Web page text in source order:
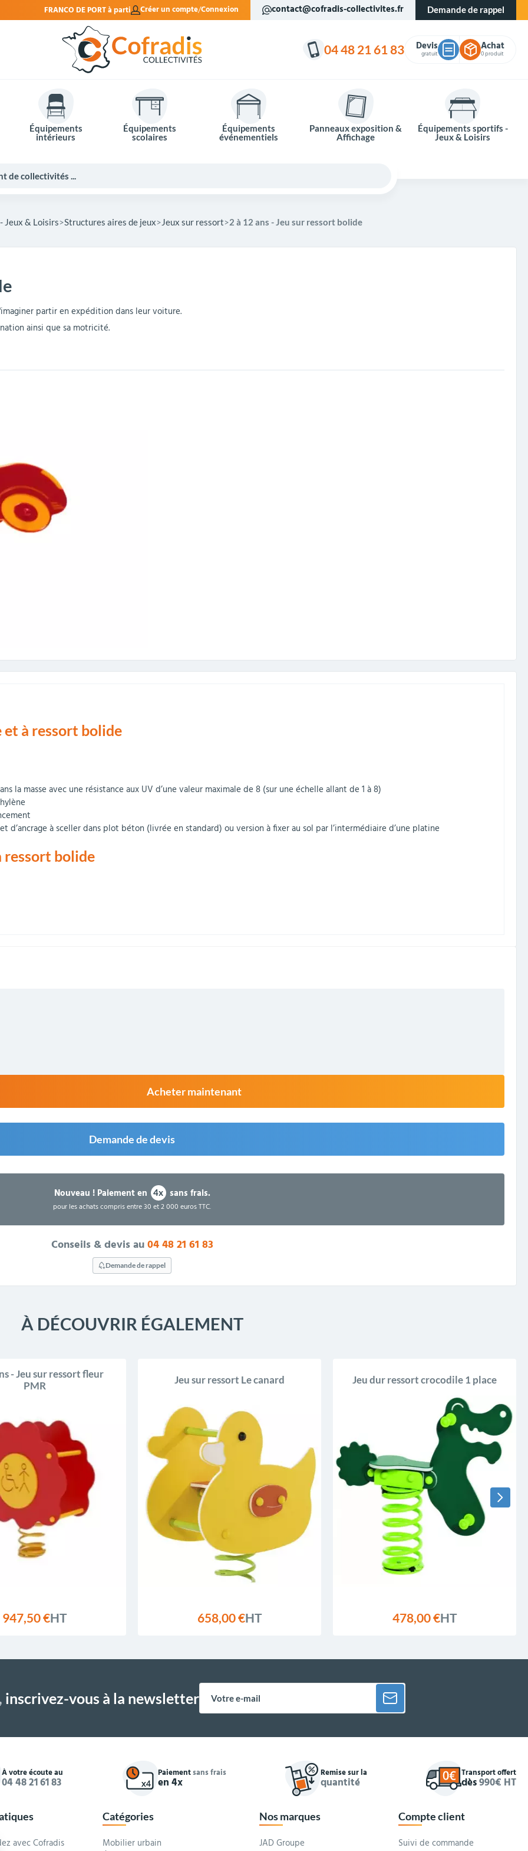
DE PORT à partir de 990€ HT Nouveau ! Paiement en 4x sans frais.
Créer un compte Connexion contact@cofradis-collectivites.fr Demande de rappel
04 48 21 61 83 Devis
gratuit
Achat
0 produit
Équipements
intérieurs
Équipements
scolaires
Équipements
événementiels
Panneaux exposition &
Affichage
Équipements sportifs -
Jeux & Loisirs
maternelle
Jeux & Loisirs Structures aires de jeux Jeux sur ressort 2 à 12 ans - Jeu sur ressort bolide
Acheter maintenant
Demande de devis
Nouveau !Paiement en 4x sans frais.
pour les achats compris entre 30 et 2 000 euros TTC.
Conseils & devis au04 48 21 61 83
Demande de rappel
partir en expédition dans leur voiture.
ainsi que sa motricité.
et à ressort bolide
la masse avec une résistance aux UV d’une valeur maximale de 8 (sur une échelle allant de 1 à 8)
d’ancrage à sceller dans plot béton (livrée en standard) ou version à fixer au sol par l’intermédiaire d’une platine
ressort bolide
À DÉCOUVRIR ÉGALEMENT
- Jeu sur ressort fleur
PMR
947,50 €HT
Jeu sur ressort Le canard
658,00 €HT
Jeu dur ressort crocodile 1 place
478,00 €HT
inscrivez-vous à la newsletter
À votre écoute au
04 48 21 61 83
Paiementsans frais
en 4x
Remise sur la
quantité
Transport offert
dès990€ HT
avec Cofradis
Catégories
Mobilier urbain
Nos marques
JAD Groupe
Compte client
Suivi de commande